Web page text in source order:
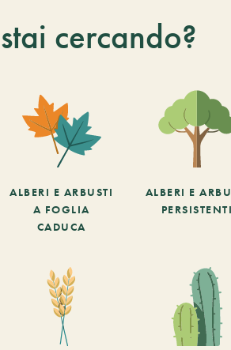
cercando?
ALBERI E ARBUSTI
A FOGLIA
CADUCA
ALBERI E
PERSISTENTI